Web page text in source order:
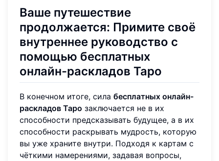
Ваше путешествие
продолжается: Примите своё
внутреннее руководство с
помощью бесплатных
онлайн-раскладов Таро
В конечном итоге, сила бесплатных онлайн-
раскладов Таро заключается не в их
способности предсказывать будущее, а в их
способности раскрывать мудрость, которую
вы уже храните внутри. Подходя к картам с
чёткими намерениями, задавая вопросы,